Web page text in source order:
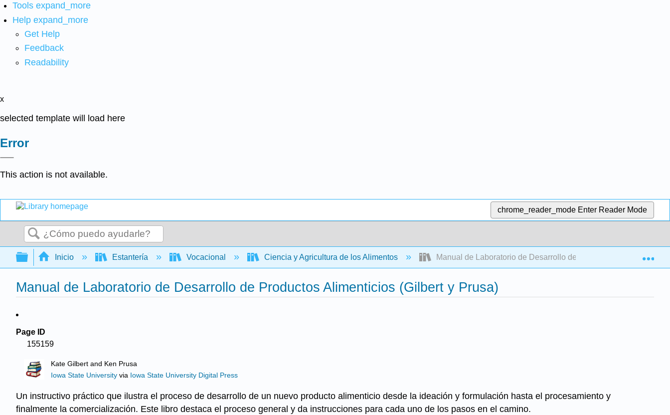
Tools expand_more
Help expand_more
Get Help
Feedback
Readability
x
selected template will load here
Error
This action is not available.
chrome_reader_mode Enter Reader Mode
Buscar
Expandir/contraer jerarquía global
Inicio Estantería Vocacional Ciencia y Agricultura de los Alimentos Manual de Laboratorio de Desarrollo de Productos Alimenticios
Manual de Laboratorio de Desarrollo de Productos Alimenticios (Gilbert y Prusa)
Page ID
155159
Kate Gilbert and Ken Prusa
Iowa State University via Iowa State University Digital Press
Un instructivo práctico que ilustra el proceso de desarrollo de un nuevo producto alimenticio desde la ideación y formulación hasta el procesamiento y
finalmente la comercialización. Este libro destaca el proceso general y da instrucciones para cada uno de los pasos en el camino.